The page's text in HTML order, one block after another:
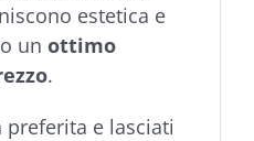
estetica e
un ottimo
.
preferita e lasciati